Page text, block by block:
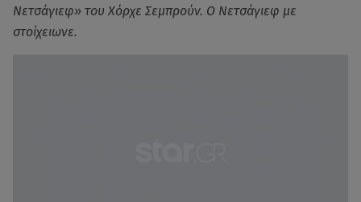
Νετσάγιεφ» του Χόρχε Σεμπρούν. Ο Νετσάγιεφ με
στοίχειωνε.